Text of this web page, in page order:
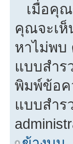
เมื่อคุณ
คุณจะเห็
หาไม่พบ
แบบสำร
พิมพ์ข้อค
แบบสำร